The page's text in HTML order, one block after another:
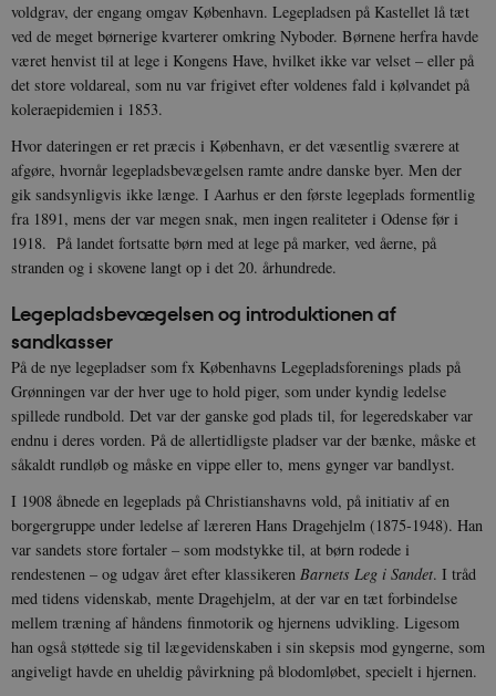
voldgrav, der engang omgav København. Legepladsen på Kastellet lå tæt
ved de meget børnerige kvarterer omkring Nyboder. Børnene herfra havde
været henvist til at lege i Kongens Have, hvilket ikke var velset – eller på
det store voldareal, som nu var frigivet efter voldenes fald i kølvandet på
koleraepidemien i 1853.
Hvor dateringen er ret præcis i København, er det væsentlig sværere at
afgøre, hvornår legepladsbevægelsen ramte andre danske byer. Men der
gik sandsynligvis ikke længe. I Aarhus er den første legeplads formentlig
fra 1891, mens der var megen snak, men ingen realiteter i Odense før i
1918. På landet fortsatte børn med at lege på marker, ved åerne, på
stranden og i skovene langt op i det 20. århundrede.
Legepladsbevægelsen og introduktionen af
sandkasser
På de nye legepladser som fx Københavns Legepladsforenings plads på
Grønningen var der hver uge to hold piger, som under kyndig ledelse
spillede rundbold. Det var der ganske god plads til, for legeredskaber var
endnu i deres vorden. På de allertidligste pladser var der bænke, måske et
såkaldt rundløb og måske en vippe eller to, mens gynger var bandlyst.
I 1908 åbnede en legeplads på Christianshavns vold, på initiativ af en
borgergruppe under ledelse af læreren Hans Dragehjelm (1875-1948). Han
var sandets store fortaler – som modstykke til, at børn rodede i
rendestenen – og udgav året efter klassikeren Barnets Leg i Sandet. I tråd
med tidens videnskab, mente Dragehjelm, at der var en tæt forbindelse
mellem træning af håndens finmotorik og hjernens udvikling. Ligesom
han også støttede sig til lægevidenskaben i sin skepsis mod gyngerne, som
angiveligt havde en uheldig påvirkning på blodomløbet, specielt i hjernen.